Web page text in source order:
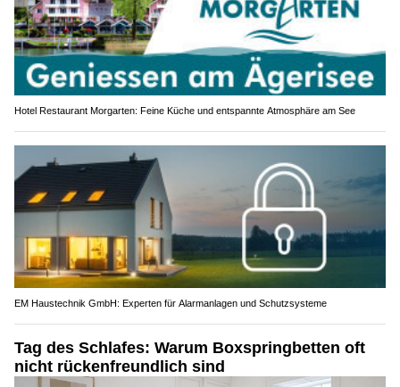
Hotel Restaurant Morgarten: Feine Küche und entspannte Atmosphäre am See
EM Haustechnik GmbH: Experten für Alarmanlagen und Schutzsysteme
Tag des Schlafes: Warum Boxspringbetten oft
nicht rückenfreundlich sind